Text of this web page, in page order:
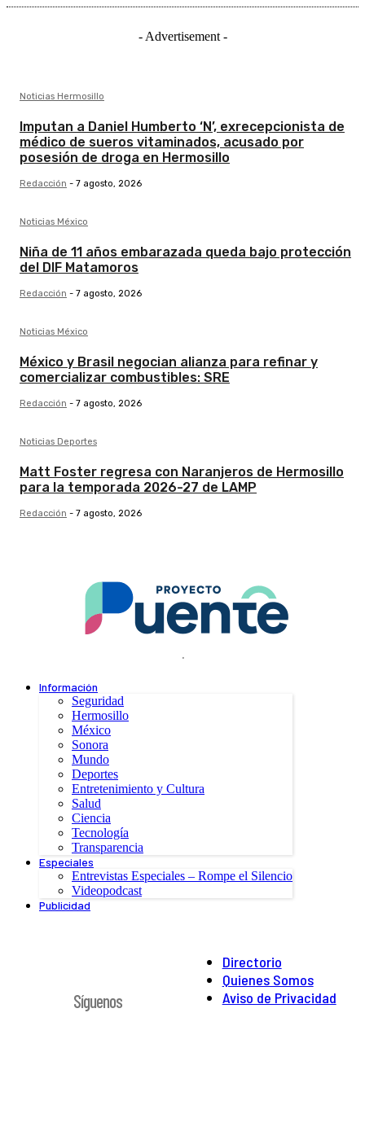
- Advertisement -
Noticias Hermosillo
Imputan a Daniel Humberto ‘N’, exrecepcionista de
médico de sueros vitaminados, acusado por
posesión de droga en Hermosillo
Redacción - 7 agosto, 2026
Noticias México
Niña de 11 años embarazada queda bajo protección
del DIF Matamoros
Redacción - 7 agosto, 2026
Noticias México
México y Brasil negocian alianza para refinar y
comercializar combustibles: SRE
Redacción - 7 agosto, 2026
Noticias Deportes
Matt Foster regresa con Naranjeros de Hermosillo
para la temporada 2026-27 de LAMP
Redacción - 7 agosto, 2026
.
Información
Seguridad
Hermosillo
México
Sonora
Mundo
Deportes
Entretenimiento y Cultura
Salud
Ciencia
Tecnología
Transparencia
Especiales
Entrevistas Especiales – Rompe el Silencio
Videopodcast
Publicidad
Directorio
Quienes Somos
Aviso de Privacidad
Síguenos